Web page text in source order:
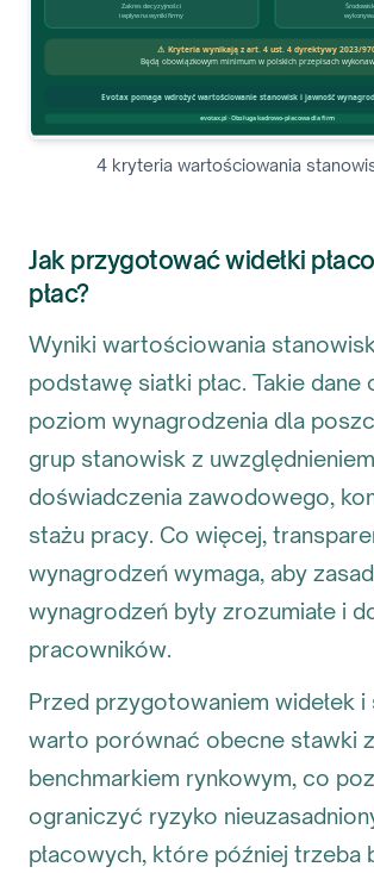
4 kryteria wartościowania
Jak przygotować widełki
płac?
Wyniki wartościowania
podstawę siatki płac. Takie dane
poziom wynagrodzenia dla
grup stanowisk z uwzględnieniem
doświadczenia zawodowego,
stażu pracy. Co więcej,
wynagrodzeń wymaga, aby
wynagrodzeń były zrozumiałe i
pracowników.
Przed przygotowaniem widełek i
warto porównać obecne stawki z
benchmarkiem rynkowym, co
ograniczyć ryzyko
płacowych, które później trzeba